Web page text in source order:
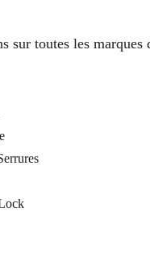
sur toutes les marques